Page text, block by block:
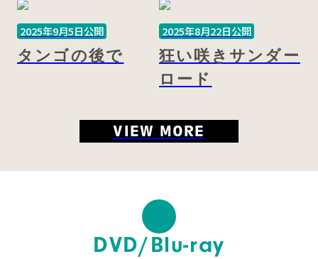
2025年9月5日公開
タンゴの後で
2025年8月22日公開
狂い咲きサンダー
ロード
VIEW MORE
DVD/Blu-ray